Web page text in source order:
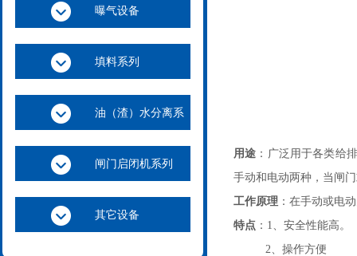
曝气设备
填料系列
油（渣）水分离系
列
闸门启闭机系列
其它设备
用途 ：广泛用于各类给
手动和电动两种，当闸
工作原理 ：在手动或电
特点 ：1、安全性能高。
2、操作方便